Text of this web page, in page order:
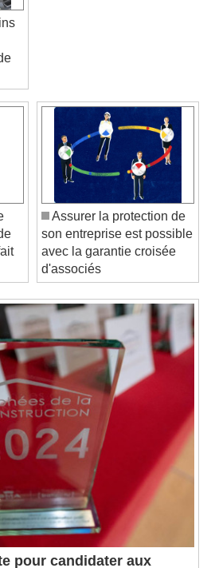
Skip Forward
-0:00
off, selected
, opens subtitles
, selected
Fullscreen
Assurer la protection de
son entreprise est possible
avec la garantie croisée
d'associés